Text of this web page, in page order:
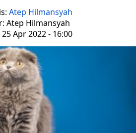
Atep Hilmansyah
Atep Hilmansyah
Apr 2022 - 16:00